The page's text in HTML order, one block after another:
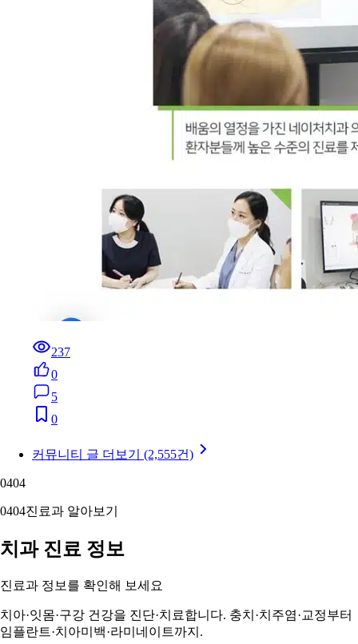
237
0
5
0
커뮤니티 글 더보기 (2,555건)
0404
0404진료과 알아보기
치과 진료 정보
진료과 정보를 확인해 보세요
치아·잇몸·구강 건강을 진단·치료합니다. 충치·치주염·교정부터
임플란트·치아미백·라미네이트까지.